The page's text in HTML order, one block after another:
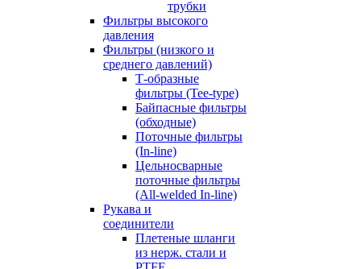
трубки
Фильтры высокого
давления
Фильтры (низкого и
среднего давлений)
Т-образные
фильтры (Tee-type)
Байпасные фильтры
(обходные)
Поточные фильтры
(In-line)
Цельносварные
поточные фильтры
(All-welded In-line)
Рукава и
соединители
Плетеные шланги
из нерж. стали и